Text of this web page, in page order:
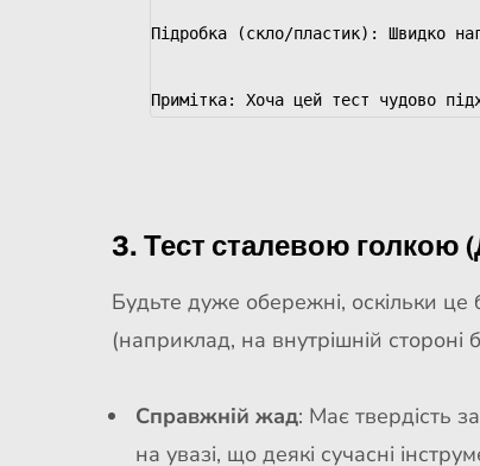
Підробка (скло/пластик): Швидко
3. Тест сталевою голкою
Будьте дуже обережні, оскільки це
(наприклад, на внутрішній стороні
Справжній жад: Має твердість
на увазі, що деякі сучасні